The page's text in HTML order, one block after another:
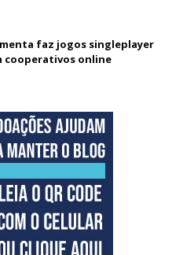
faz jogos singleplayer
cooperativos online